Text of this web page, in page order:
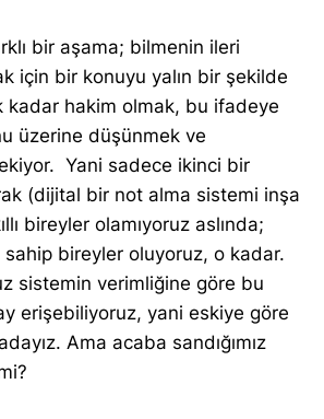
bir aşama; bilmenin ileri
için bir konuyu yalın bir şekilde
kadar hakim olmak, bu ifadeye
üzerine düşünmek ve
Yani sadece ikinci bir
(dijital bir not alma sistemi inşa
bireyler olamıyoruz aslında;
bireyler oluyoruz, o kadar.
sistemin verimliğine göre bu
erişebiliyoruz, yani eskiye göre
Ama acaba sandığımız